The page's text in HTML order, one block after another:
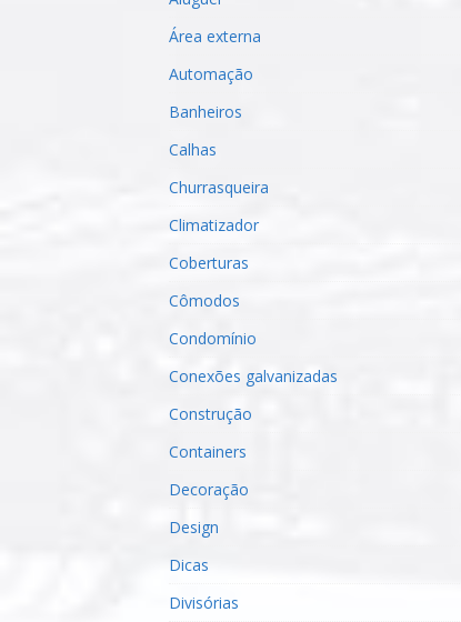
Área externa
Automação
Banheiros
Calhas
Churrasqueira
Climatizador
Coberturas
Cômodos
Condomínio
Conexões galvanizadas
Construção
Containers
Decoração
Design
Dicas
Divisórias